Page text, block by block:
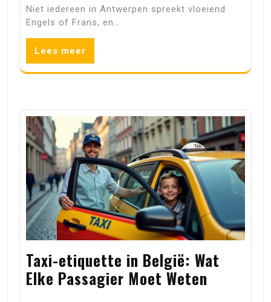
Niet iedereen in Antwerpen spreekt vloeiend
Engels of Frans, en…
Lees meer
Taxi-etiquette in België: Wat
Elke Passagier Moet Weten